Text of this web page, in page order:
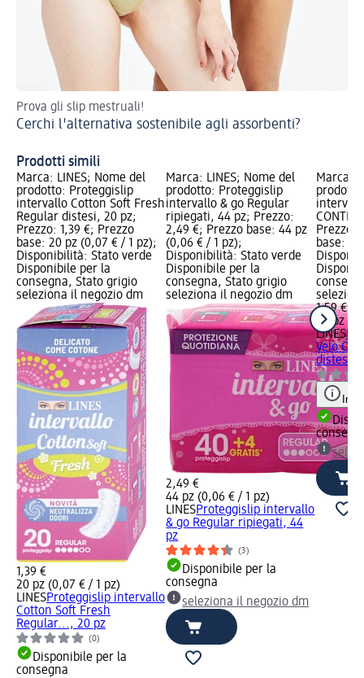
Prova gli slip mestruali!
Cerchi l'alternativa sostenibile agli assorbenti?
Prodotti simili
Marca: LINES; Nome del
prodotto: Proteggislip
intervallo Cotton Soft Fresh
Regular distesi, 20 pz;
Prezzo: 1,39 €; Prezzo
base: 20 pz (0,07 € / 1 pz);
Disponibilità: Stato verde
Disponibile per la
consegna, Stato grigio
seleziona il negozio dm
1,39 €
20 pz (0,07 € / 1 pz)
LINESProteggislip intervallo
Cotton Soft Fresh
Regular..., 20 pz
(0)
Disponibile per la
consegna
Marca: LINES; Nome del
prodotto: Proteggislip
intervallo & go Regular
ripiegati, 44 pz; Prezzo:
2,49 €; Prezzo base: 44 pz
(0,06 € / 1 pz);
Disponibilità: Stato verde
Disponibile per la
consegna, Stato grigio
seleziona il negozio dm
2,49 €
44 pz (0,06 € / 1 pz)
LINESProteggislip intervallo
& go Regular ripiegati, 44
pz
(3)
Disponibile per la
consegna
seleziona il negozio dm
Marca:
Prezzo:
base:
1,59 €
24 pz
LINES
Velo
distesi,